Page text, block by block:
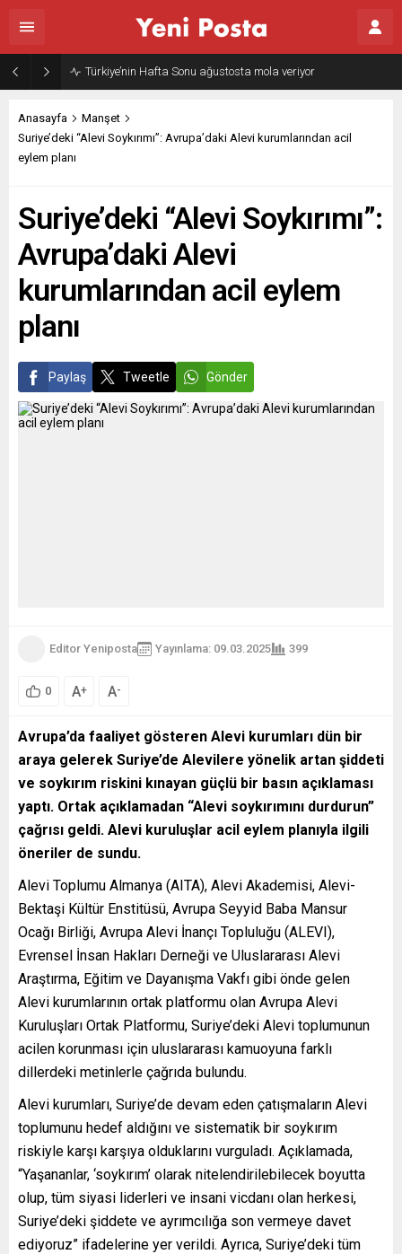
Anasayfa
Manşet
Suriye’deki “Alevi Soykırımı”: Avrupa’daki Alevi kurumlarından acil
eylem planı
Suriye’deki “Alevi Soykırımı”:
Avrupa’daki Alevi
kurumlarından acil eylem
planı
Paylaş Tweetle Gönder
Editor Yeniposta Yayınlama: 09.03.2025 399
0 A+ A-
Avrupa’da faaliyet gösteren Alevi kurumları dün bir
araya gelerek Suriye’de Alevilere yönelik artan şiddeti
ve soykırım riskini kınayan güçlü bir basın açıklaması
yaptı. Ortak açıklamadan “Alevi soykırımını durdurun”
çağrısı geldi. Alevi kuruluşlar acil eylem planıyla ilgili
öneriler de sundu.
Alevi Toplumu Almanya (AITA), Alevi Akademisi, Alevi-
Bektaşi Kültür Enstitüsü, Avrupa Seyyid Baba Mansur
Ocağı Birliği, Avrupa Alevi İnançı Topluluğu (ALEVI),
Evrensel İnsan Hakları Derneği ve Uluslararası Alevi
Araştırma, Eğitim ve Dayanışma Vakfı gibi önde gelen
Alevi kurumlarının ortak platformu olan Avrupa Alevi
Kuruluşları Ortak Platformu, Suriye’deki Alevi toplumunun
acilen korunması için uluslararası kamuoyuna farklı
dillerdeki metinlerle çağrıda bulundu.
Alevi kurumları, Suriye’de devam eden çatışmaların Alevi
toplumunu hedef aldığını ve sistematik bir soykırım
riskiyle karşı karşıya olduklarını vurguladı. Açıklamada,
“Yaşananlar, ‘soykırım’ olarak nitelendirilebilecek boyutta
olup, tüm siyasi liderleri ve insani vicdanı olan herkesi,
Suriye’deki şiddete ve ayrımcılığa son vermeye davet
ediyoruz” ifadelerine yer verildi. Ayrıca, Suriye’deki tüm